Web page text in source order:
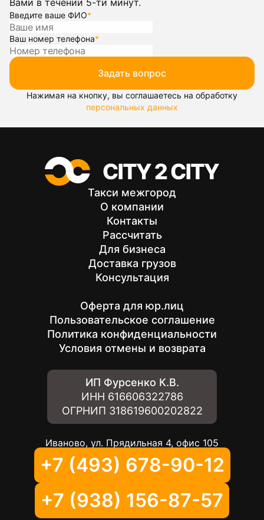
Вами в течении 5-ти минут.
Введите ваше ФИО*
Ваш номер телефона*
Задать вопрос
Нажимая на кнопку, вы соглашаетесь на обработку
персональных данных
Такси межгород
О компании
Контакты
Рассчитать
Для бизнеса
Доставка грузов
Консультация
Оферта для юр.лиц
Пользовательское соглашение
Политика конфиденциальности
Условия отмены и возврата
ИП Фурсенко К.В.
ИНН 616606322786
ОГРНИП 318619600202822
Иваново, ул. Прядильная 4, офис 105
+7 (493) 678-90-12
+7 (938) 156-87-57